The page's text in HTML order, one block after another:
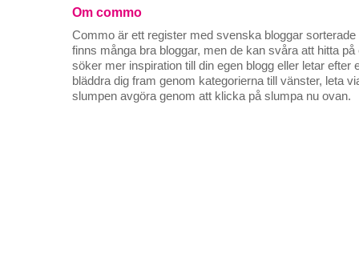
Om commo
Commo är ett register med svenska bloggar sorterade
finns många bra bloggar, men de kan svåra att hitta
söker mer inspiration till din egen blogg eller letar efter
bläddra dig fram genom kategorierna till vänster, leta
slumpen avgöra genom att klicka på slumpa nu ovan.